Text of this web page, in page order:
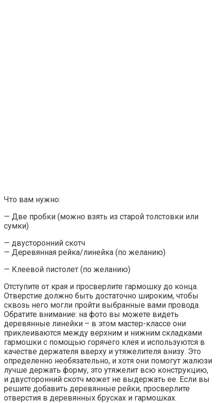
Что вам нужно:
— Две пробки (можно взять из старой толстовки или
сумки)
— двусторонний скотч
— Деревянная рейка/линейка (по желанию)
— Клеевой пистолет (по желанию)
Отступите от края и просверлите гармошку до конца.
Отверстие должно быть достаточно широким, чтобы
сквозь него могли пройти выбранные вами провода.
Обратите внимание: на фото вы можете видеть
деревянные линейки – в этом мастер-классе они
приклеиваются между верхним и нижним складками
гармошки с помощью горячего клея и используются в
качестве держателя вверху и утяжелителя внизу. Это
определенно необязательно, и хотя они помогут жалюзи
лучше держать форму, это утяжелит всю конструкцию,
и двусторонний скотч может не выдержать ее. Если вы
решите добавить деревянные рейки, просверлите
отверстия в деревянных брусках и гармошках.